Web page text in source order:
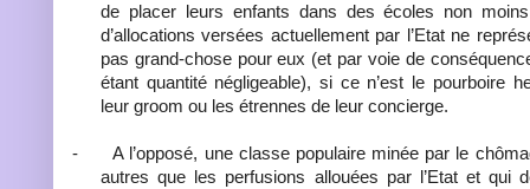
de placer leurs enfants dans des écoles non
d’allocations versées actuellement par l’Etat ne
pas grand-chose pour eux (et par voie de
étant quantité négligeable), si ce n’est le pourboire
leur groom ou les étrennes de leur concierge.
-
A l’opposé, une classe populaire minée par le
autres que les perfusions allouées par l’Etat et qui